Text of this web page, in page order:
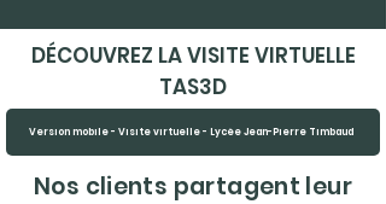
DÉCOUVREZ LA VISITE VIRTUELLE
TAS3D
Version mobile - Visite virtuelle - Lycée Jean-Pierre Timbaud
Nos clients partagent leur